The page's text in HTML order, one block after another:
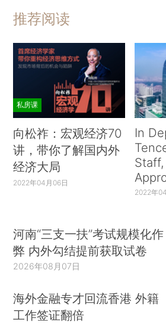
推荐阅读
私房课
向松祚：宏观经济70
讲，带你了解国内外
经济大局
2022年04月06日
In
Staff,
2022年
河南“三支一扶”考试规模化作
弊 内外勾结提前获取试卷
2026年08月07日
海外金融专才回流香港 外籍
工作签证翻倍